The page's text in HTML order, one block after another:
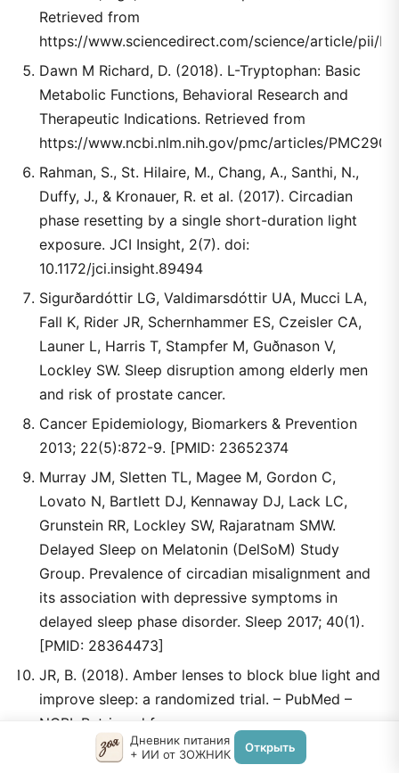
Retrieved from
https://www.sciencedirect.com/science/article/pii/
Dawn M Richard, D. (2018). L-Tryptophan: Basic
Metabolic Functions, Behavioral Research and
Therapeutic Indications. Retrieved from
https://www.ncbi.nlm.nih.gov/pmc/articles/
Rahman, S., St. Hilaire, M., Chang, A., Santhi, N.,
Duffy, J., & Kronauer, R. et al. (2017). Circadian
phase resetting by a single short-duration light
exposure. JCI Insight, 2(7). doi:
10.1172/jci.insight.89494
Sigurðardóttir LG, Valdimarsdóttir UA, Mucci LA,
Fall K, Rider JR, Schernhammer ES, Czeisler CA,
Launer L, Harris T, Stampfer M, Guðnason V,
Lockley SW. Sleep disruption among elderly men
and risk of prostate cancer.
Cancer Epidemiology, Biomarkers & Prevention
2013; 22(5):872-9. [PMID: 23652374
Murray JM, Sletten TL, Magee M, Gordon C,
Lovato N, Bartlett DJ, Kennaway DJ, Lack LC,
Grunstein RR, Lockley SW, Rajaratnam SMW.
Delayed Sleep on Melatonin (DelSoM) Study
Group. Prevalence of circadian misalignment and
its association with depressive symptoms in
delayed sleep phase disorder. Sleep 2017; 40(1).
[PMID: 28364473]
JR, B. (2018). Amber lenses to block blue light and
improve sleep: a randomized trial. – PubMed –
NCBI. Retrieved from
https://www.ncbi.nlm.nih.gov/pubmed/20030543
Дневник питания
+ ИИ от ЗОЖНИК
Открыть